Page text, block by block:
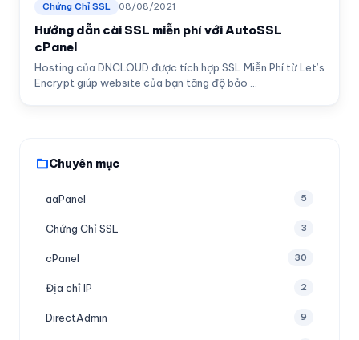
Chứng Chỉ SSL 08/08/2021
Hướng dẫn cài SSL miễn phí với AutoSSL
cPanel
Hosting của DNCLOUD được tích hợp SSL Miễn Phí từ Let’s
Encrypt giúp website của bạn tăng độ bảo ...
Chuyên mục
aaPanel 5
Chứng Chỉ SSL 3
cPanel 30
Địa chỉ IP 2
DirectAdmin 9